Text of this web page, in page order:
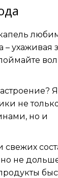
– ухаживая
не
но и
свежих
не